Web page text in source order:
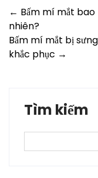
Post
← Bấm mí mắt bao
nhiên?
Bấm mí mắt bị
khắc phục →
Tìm kiếm